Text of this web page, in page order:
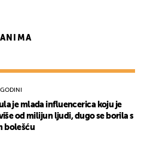
je mlada influencerica koju je
od milijun ljudi, dugo se borila s
bolešću